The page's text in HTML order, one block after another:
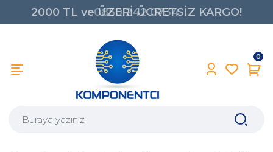
2000 TL ve ÜZERİ ÜCRETSİZ KARGO!
0850 242 0734
0